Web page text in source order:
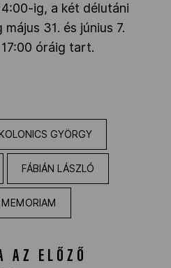
ig, a két délutáni
31. és június 7.
óráig tart.
KOLONICS GYÖRGY
FÁBIÁN LÁSZLÓ
MEMORIAM
AZ ELŐZŐ